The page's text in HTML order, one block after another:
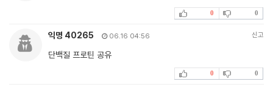
0 0
익명 40265 06.16 04:56 신고
단백질 프로틴 공유
0 0